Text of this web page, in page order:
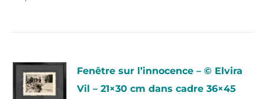
Fenêtre sur l’innocence – © Elvira
Vil – 21×30 cm dans cadre 36×45